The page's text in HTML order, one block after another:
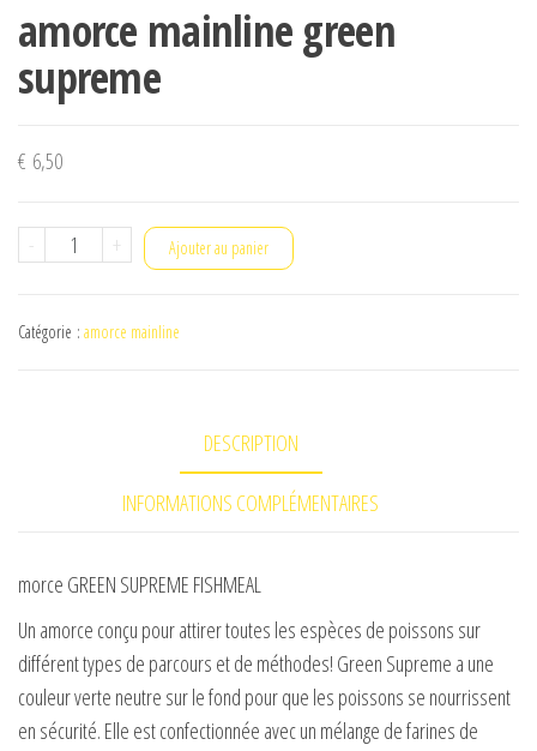
amorce mainline green
supreme
€ 6,50
-
quantité
mainline
+ Ajouter au panier
Catégorie : amorce mainline
DESCRIPTION
INFORMATIONS COMPLÉMENTAIRES
morce GREEN SUPREME FISHMEAL
Un amorce conçu pour attirer toutes les espèces de poissons sur
différent types de parcours et de méthodes! Green Supreme a une
couleur verte neutre sur le fond pour que les poissons se nourrissent
en sécurité. Elle est confectionnée avec un mélange de farines de